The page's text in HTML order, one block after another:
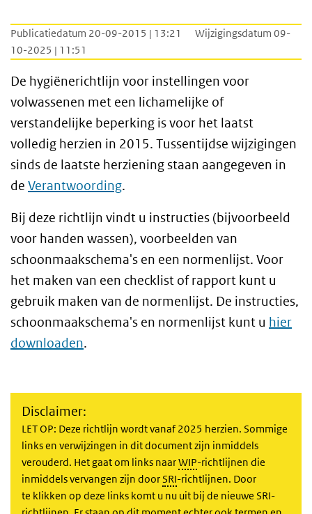
Publicatiedatum 20-09-2015 | 13:21
Wijzigingsdatum 09-
10-2025 | 11:51
De hygiënerichtlijn voor instellingen voor
volwassenen met een lichamelijke of
verstandelijke beperking is voor het laatst
volledig herzien in 2015. Tussentijdse wijzigingen
sinds de laatste herziening staan aangegeven in
de Verantwoording.
Bij deze richtlijn vindt u instructies (bijvoorbeeld
voor handen wassen), voorbeelden van
schoonmaakschema's en een normenlijst. Voor
het maken van een checklist of rapport kunt u
gebruik maken van de normenlijst. De instructies,
schoonmaakschema's en normenlijst kunt u hier
downloaden.
Disclaimer:
LET OP: Deze richtlijn wordt vanaf 2025 herzien. Sommige
links en verwijzingen in dit document zijn inmiddels
verouderd. Het gaat om links naarWIP-richtlijnen die
inmiddels vervangen zijn doorSRI-richtlijnen. Door
te klikken op deze links komt u nu uit bij de nieuwe SRI-